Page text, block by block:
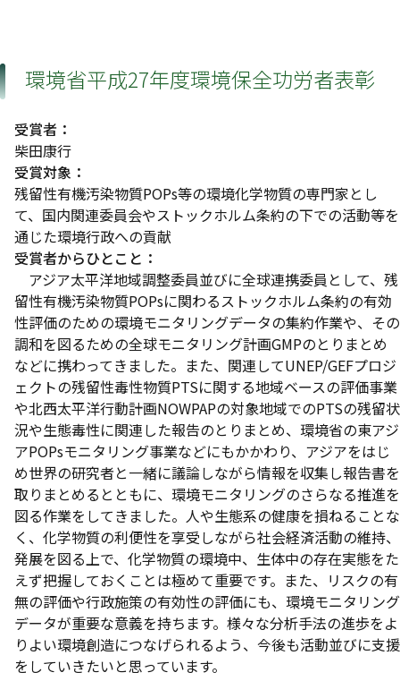
環境省平成27年度環境保全功労者表彰
受賞者：
柴田康行
受賞対象：
残留性有機汚染物質POPs等の環境化学物質の専門家とし
て、国内関連委員会やストックホルム条約の下での活動等を
通じた環境行政への貢献
受賞者からひとこと：
アジア太平洋地域調整委員並びに全球連携委員として、残
留性有機汚染物質POPsに関わるストックホルム条約の有効
性評価のための環境モニタリングデータの集約作業や、その
調和を図るための全球モニタリング計画GMPのとりまとめ
などに携わってきました。また、関連してUNEP/GEFプロジ
ェクトの残留性毒性物質PTSに関する地域ベースの評価事業
や北西太平洋行動計画NOWPAPの対象地域でのPTSの残留状
況や生態毒性に関連した報告のとりまとめ、環境省の東アジ
アPOPsモニタリング事業などにもかかわり、アジアをはじ
め世界の研究者と一緒に議論しながら情報を収集し報告書を
取りまとめるとともに、環境モニタリングのさらなる推進を
図る作業をしてきました。人や生態系の健康を損ねることな
く、化学物質の利便性を享受しながら社会経済活動の維持、
発展を図る上で、化学物質の環境中、生体中の存在実態をた
えず把握しておくことは極めて重要です。また、リスクの有
無の評価や行政施策の有効性の評価にも、環境モニタリング
データが重要な意義を持ちます。様々な分析手法の進歩をよ
りよい環境創造につなげられるよう、今後も活動並びに支援
をしていきたいと思っています。